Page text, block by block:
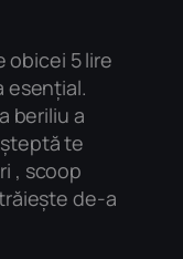
obicei 5 lire
esențial.
beriliu a
te
, scoop
de-a